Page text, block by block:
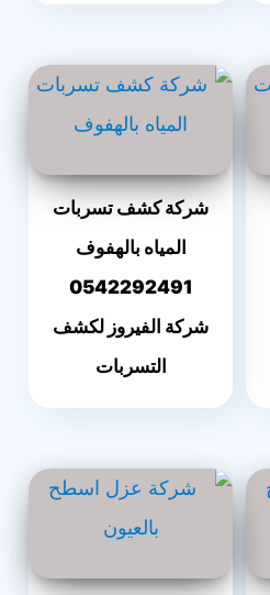
شركة كشف تسربات
المياه بالهفوف
0542292491
شركة الفيروز لكشف
التسربات